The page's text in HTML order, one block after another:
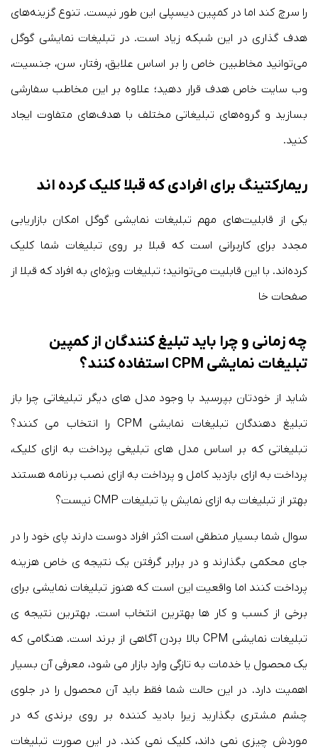
را سرچ کند اما در کمپین دیسپلی این طور نیست. تنوع گزینه‌های
هدف گذاری در این شبکه زیاد است. در تبلیغات نمایشی گوگل
می‌توانید مخاطبین خاص را بر اساس علایق، رفتار، سن، جنسیت،
وب سایت خاص هدف قرار دهید؛ علاوه بر این مخاطب سفارشی
بسازید و گروه‌های تبلیغاتی مختلف با هدف‌های متفاوت ایجاد
کنید.
ریمارکتینگ برای افرادی که قبلا کلیک کرده اند
یکی از قابلیت‌های مهم تبلیغات نمایشی گوگل امکان بازاریابی
مجدد برای کاربرانی است که قبلا بر روی تبلیغات شما کلیک
کرده‌اند. با این قابلیت می‌توانید؛ تبلیغات ویژه‌ای به افراد که قبلا از
صفحات خا
چه زمانی و چرا باید تبلیغ کنندگان از کمپین
تبلیغات نمایشی CPM استفاده کنند؟
شاید از خودتان بپرسید با وجود مدل های دیگر تبلیغاتی چرا باز
تبلیغ دهندگان تبلیغات نمایشی CPM را انتخاب می کنند؟
تبلیغاتی که بر اساس مدل های تبلیغی پرداخت به ازای کلیک،
پرداخت به ازای بازدید کامل و پرداخت به ازای نصب برنامه هستند
بهتر از تبلیغات به ازای نمایش یا تبلیغات CMP نیست؟
سوال شما بسیار منطقی است اکثر افراد دوست دارند پای خود را در
جای محکمی بگذارند و در برابر گرفتن یک نتیجه ی خاص هزینه
پرداخت کنند اما واقعیت این است که هنوز تبلیغات نمایشی برای
برخی از کسب و کار ها بهترین انتخاب است. بهترین نتیجه ی
تبلیغات نمایشی CPM بالا بردن آگاهی از برند است. هنگامی که
یک محصول یا خدمات به تازگی وارد بازار می شود، معرفی آن بسیار
اهمیت دارد. در این حالت شما فقط باید آن محصول را در جلوی
چشم مشتری بگذارید زیرا بادید کننده بر روی برندی که در
موردش چیزی نمی داند، کلیک نمی کند. در این صورت تبلیغات